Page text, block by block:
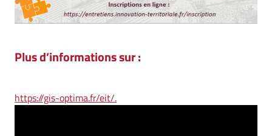
Plus d’informations sur :
https://gis-optima.fr/eit/.